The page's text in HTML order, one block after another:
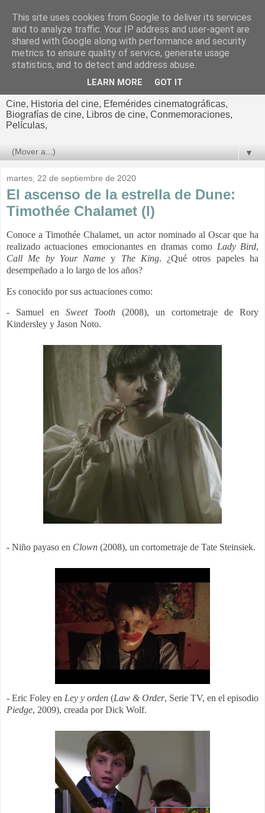
El cultural
cinematográfico de Jorge
Cine, Historia del cine, Efemérides cinematográficas,
Biografías de cine, Libros de cine, Conmemoraciones,
Películas,
▼
martes, 22 de septiembre de 2020
El ascenso de la estrella de Dune:
Timothée Chalamet (I)
Conoce a Timothée Chalamet, un actor nominado al Oscar que ha
realizado actuaciones emocionantes en dramas como Lady Bird,
Call Me by Your Name y The King. ¿Qué otros papeles ha
desempeñado a lo largo de los años?
Es conocido por sus actuaciones como:
- Samuel en Sweet Tooth (2008), un cortometraje de Rory
Kindersley y Jason Noto.
- Niño payaso en Clown (2008), un cortometraje de Tate Steinsiek.
- Eric Foley en Ley y orden (Law & Order, Serie TV, en el episodio
Piedge, 2009), creada por Dick Wolf.
This site uses cookies from Google to deliver its services
and to analyze traffic. Your IP address and user-agent are
shared with Google along with performance and security
metrics to ensure quality of service, generate usage
statistics, and to detect and address abuse.
LEARN MORE GOT IT